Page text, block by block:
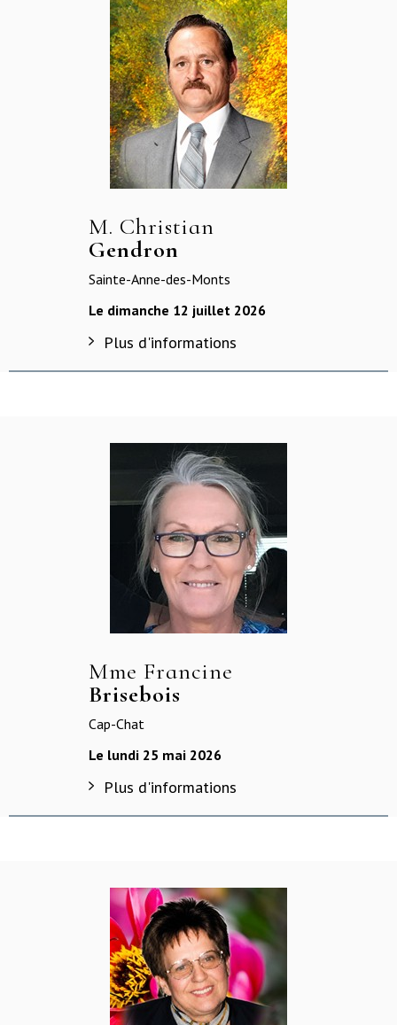
M. Christian
Gendron
Sainte-Anne-des-Monts
Le dimanche 12 juillet 2026
Plus d'informations
Mme Francine
Brisebois
Cap-Chat
Le lundi 25 mai 2026
Plus d'informations